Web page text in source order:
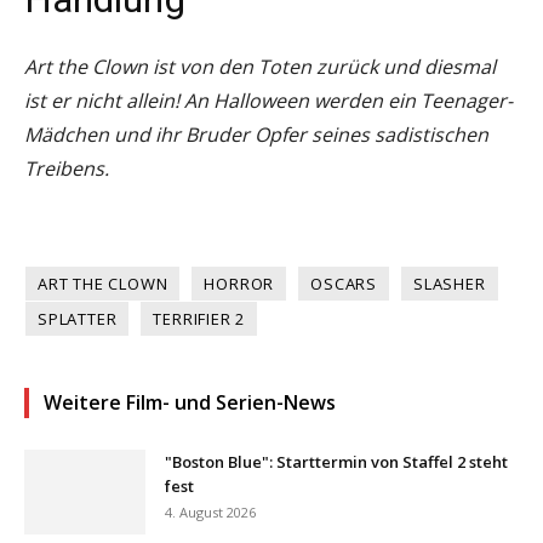
Art the Clown ist von den Toten zurück und diesmal
ist er nicht allein! An Halloween werden ein Teenager-
Mädchen und ihr Bruder Opfer seines sadistischen
Treibens.
ART THE CLOWN HORROR OSCARS
SLASHER
SPLATTER
TERRIFIER 2
Weitere Film- und Serien-News
"Boston Blue": Starttermin von Staffel 2 steht
fest
4. August 2026